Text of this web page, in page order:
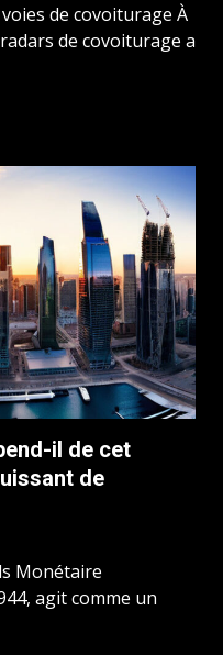
de covoiturage À
de covoiturage a
il de cet
de
Monétaire
agit comme un